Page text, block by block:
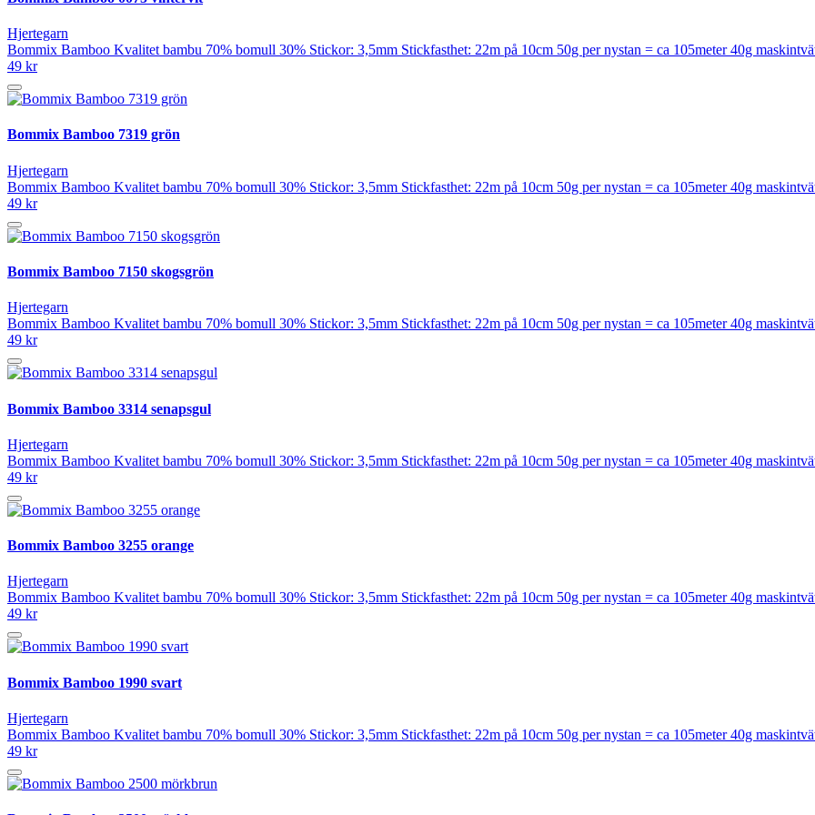
Hjertegarn
Bommix Bamboo Kvalitet bambu 70% bomull 30% Stickor: 3,5mm Stickfasthet: 22m på 10cm 50g per nystan = ca 105meter 40g
49 kr
Bommix Bamboo 7319 grön
Hjertegarn
Bommix Bamboo Kvalitet bambu 70% bomull 30% Stickor: 3,5mm Stickfasthet: 22m på 10cm 50g per nystan = ca 105meter 40g
49 kr
Bommix Bamboo 7150 skogsgrön
Hjertegarn
Bommix Bamboo Kvalitet bambu 70% bomull 30% Stickor: 3,5mm Stickfasthet: 22m på 10cm 50g per nystan = ca 105meter 40g
49 kr
Bommix Bamboo 3314 senapsgul
Hjertegarn
Bommix Bamboo Kvalitet bambu 70% bomull 30% Stickor: 3,5mm Stickfasthet: 22m på 10cm 50g per nystan = ca 105meter 40g
49 kr
Bommix Bamboo 3255 orange
Hjertegarn
Bommix Bamboo Kvalitet bambu 70% bomull 30% Stickor: 3,5mm Stickfasthet: 22m på 10cm 50g per nystan = ca 105meter 40g
49 kr
Bommix Bamboo 1990 svart
Hjertegarn
Bommix Bamboo Kvalitet bambu 70% bomull 30% Stickor: 3,5mm Stickfasthet: 22m på 10cm 50g per nystan = ca 105meter 40g
49 kr